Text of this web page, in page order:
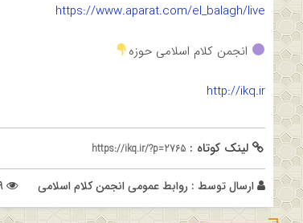
https://www.aparat.com/el_balagh/live
انجمن کلام اسلامی حوزه
http://ikq.ir
لینک کوتاه : https://ikq.ir/?p=2765
ارسال توسط : روابط عمومی انجمن کلام اسلامی